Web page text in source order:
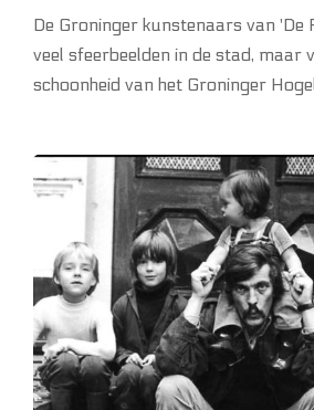
De Groninger kunstenaars van 'De
veel sfeerbeelden in de stad, maar
schoonheid van het Groninger